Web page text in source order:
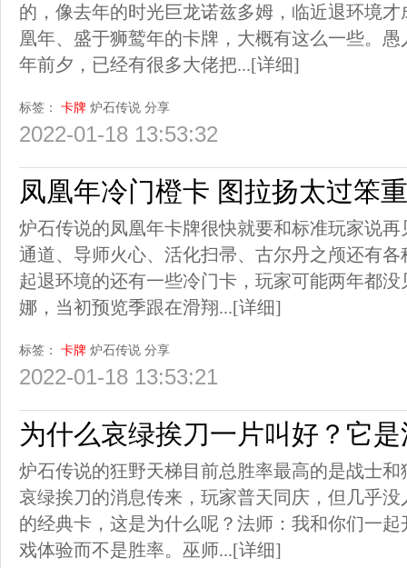
的，像去年的时光巨龙诺兹多姆，临近退环境
凰年、盛于狮鹫年的卡牌，大概有这么一些。
年前夕，已经有很多大佬把...[详细]
标签： 卡牌 炉石传说 分享
2022-01-18 13:53:32
凤凰年冷门橙卡 图拉扬太过笨
炉石传说的凤凰年卡牌很快就要和标准玩家说
通道、导师火心、活化扫帚、古尔丹之颅还有
起退环境的还有一些冷门卡，玩家可能两年都
娜，当初预览季跟在滑翔...[详细]
标签： 卡牌 炉石传说 分享
2022-01-18 13:53:21
为什么哀绿挨刀一片叫好？它
炉石传说的狂野天梯目前总胜率最高的是战士
哀绿挨刀的消息传来，玩家普天同庆，但几乎
的经典卡，这是为什么呢？法师：我和你们一
戏体验而不是胜率。巫师...[详细]